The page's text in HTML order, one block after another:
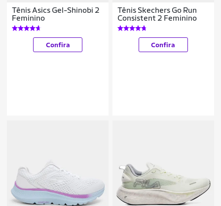
Tênis Asics Gel-Shinobi 2
Feminino
Confira
Tênis Skechers Go Run
Consistent 2 Feminino
Confira